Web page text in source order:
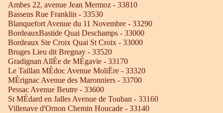
Ambes 22, avenue Jean Mermoz - 33810
Bassens Rue Franklin - 33530
Blanquefort Avenue du 11 Novembre - 33290
BordeauxBastide Quai Deschamps - 33000
Bordeaux Ste Croix Quai St Croix - 33000
Bruges Lieu dit Bregnay - 33520
Gradignan AllÈe de MÈgavie - 33170
Le Taillan MÈdoc Avenue MoliËre - 33320
MÈrignac Avenue des Maronniers - 33700
Pessac Avenue Beutre - 33600
St MÈdard en Jalles Avenue de Touban - 33160
Villenave d'Ornon Chemin Houcade - 33140